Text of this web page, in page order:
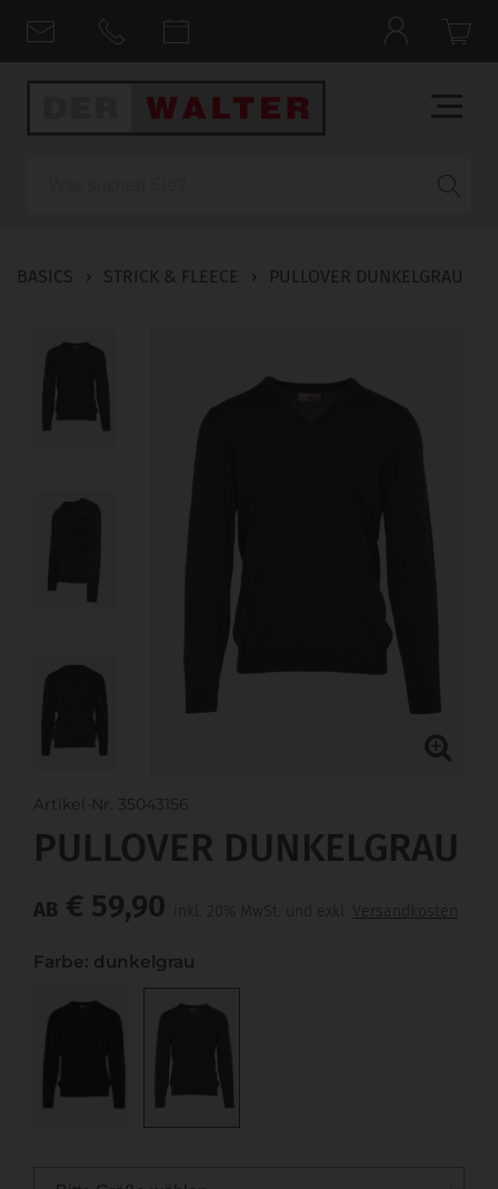
BASICS › STRICK & FLEECE › PULLOVER DUNKELGRAU
Artikel-Nr. 35043156
PULLOVER DUNKELGRAU
AB € 59,90 inkl. 20% MwSt. und exkl. Versandkosten
Farbe: dunkelgrau